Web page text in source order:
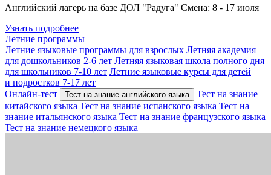
Английский лагерь на базе ДОЛ "Радуга" Смена: 8 - 17 июля
Узнать подробнее
Летние программы
Летние языковые программы для взрослых Летняя академия
для дошкольников 2-6 лет Летняя языковая школа полного дня
для школьников 7-10 лет Летние языковые курсы для детей
и подростков 7-17 лет
Онлайн-тест
Тест на знание английского языка
Тест на знание
китайского языка Тест на знание испанского языка Тест на
знание итальянского языка Тест на знание французского языка
Тест на знание немецкого языка